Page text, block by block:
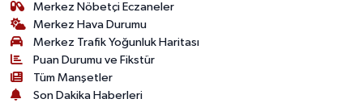
Merkez Nöbetçi Eczaneler
Merkez Hava Durumu
Merkez Trafik Yoğunluk Haritası
Puan Durumu ve Fikstür
Tüm Manşetler
Son Dakika Haberleri